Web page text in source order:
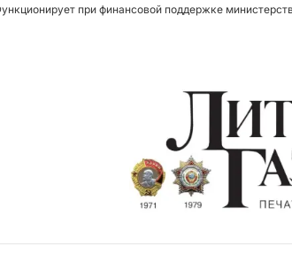
при финансовой поддержке